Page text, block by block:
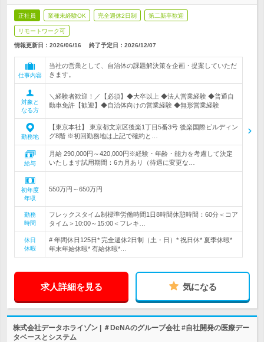
正社員 業種未経験OK 完全週休2日制 第二新卒歓迎
リモートワーク可
情報更新日：2026/06/16 終了予定日： 2026/12/07
仕事内容
当社の営業として、自治体の課題解決策を企画・提案していただ
きます。
対象と
なる方
＼経験者歓迎！／【必須】◆大卒以上 ◆法人営業経験 ◆普通自
動車免許【歓迎】◆自治体向けの営業経験 ◆無形営業経験
勤務地
【東京本社】 東京都文京区後楽1丁目5番3号 後楽国際ビルディン
グ8階 ※初回勤務地は上記で確約と…
給与
月給 290,000円～420,000円※経験・年齢・能力を考慮して決定
いたします試用期間：6カ月あり（待遇に変更な…
初年度
年収
550万円～650万円
勤務
時間
フレックスタイム制標準労働時間1日8時間休憩時間：60分＜コア
タイム＞10:00～15:00＜フレキ…
休日
休暇
# 年間休日125日* 完全週休2日制（土・日）* 祝日休* 夏季休暇*
年末年始休暇* 有給休暇*…
求人詳細を見る 気になる
株式会社データホライゾン | ＃DeNAのグループ会社 #自社開発の医療デー
タベースとシステム